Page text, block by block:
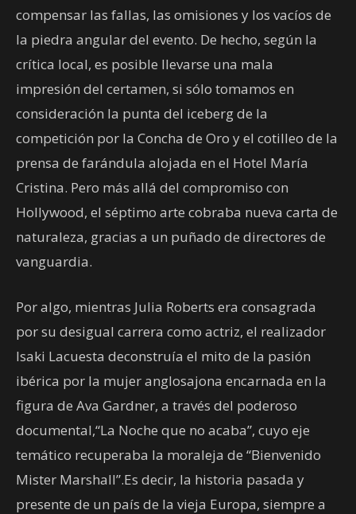
compensar las fallas, las omisiones y los vacíos de
la piedra angular del evento. De hecho, según la
crítica local, es posible llevarse una mala
impresión del certamen, si sólo tomamos en
consideración la punta del iceberg de la
competición por la Concha de Oro y el cotilleo de la
prensa de farándula alojada en el Hotel María
Cristina. Pero más allá del compromiso con
Hollywood, el séptimo arte cobraba nueva carta de
naturaleza, gracias a un puñado de directores de
vanguardia.
Por algo, mientras Julia Roberts era consagrada
por su desigual carrera como actriz, el realizador
Isaki Lacuesta deconstruía el mito de la pasión
ibérica por la mujer anglosajona encarnada en la
figura de Ava Gardner, a través del poderoso
documental,“La Noche que no acaba”, cuyo eje
temático recuperaba la moraleja de “Bienvenido
Mister Marshall”.Es decir, la historia pasada y
presente de un país de la vieja Europa, siempre a